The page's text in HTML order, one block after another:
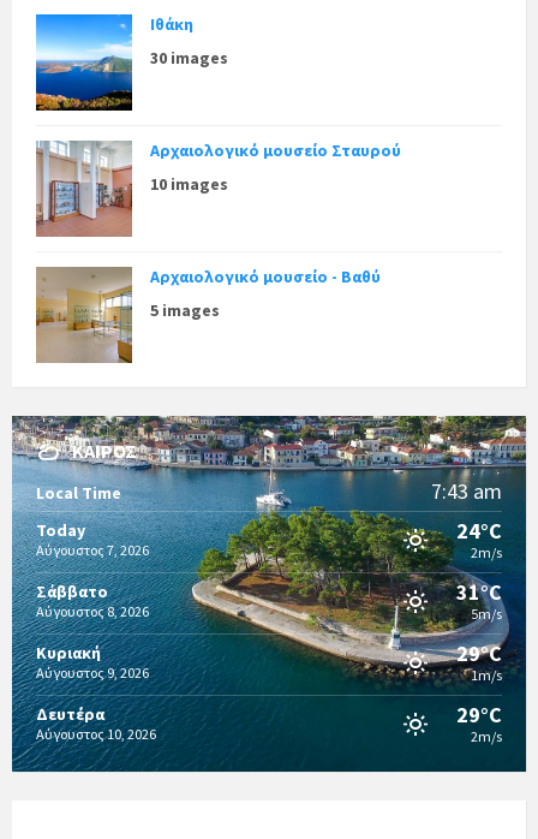
Ιθάκη
30 images
Αρχαιολογικό μουσείο Σταυρού
10 images
Αρχαιολογικό μουσείο - Βαθύ
5 images
ΚΑΙΡΌΣ
Local Time 7:43 am
Today
Αύγουστος 7, 2026
24°C
2m/s
Σάββατο
Αύγουστος 8, 2026
31°C
5m/s
Κυριακή
Αύγουστος 9, 2026
29°C
1m/s
Δευτέρα
Αύγουστος 10, 2026
29°C
2m/s